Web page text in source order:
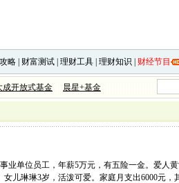
略 财富测试 理财工具 理财知识 财经节目
成开放式基金 晨星+基金
业单位员工，年薪5万元，有五险一金。爱人
儿琳琳3岁，活泼可爱。家庭月支出6000元，